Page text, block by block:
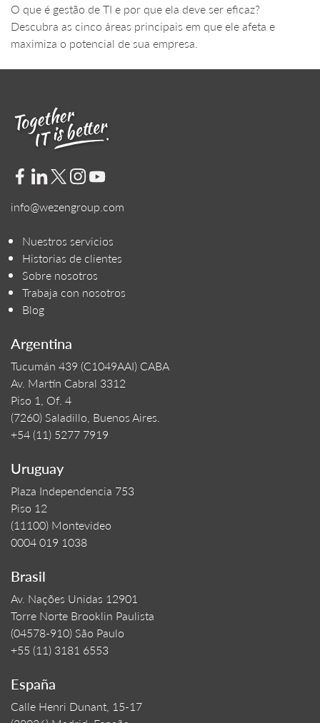
O que é gestão de TI e por que ela deve ser eficaz?
Descubra as cinco áreas principais em que ele afeta e
maximiza o potencial de sua empresa.
info@wezengroup.com
Nuestros servicios
Historias de clientes
Sobre nosotros
Trabaja con nosotros
Blog
Argentina
Tucumán 439 (C1049AAI) CABA
Av. Martín Cabral 3312
Piso 1, Of. 4
(7260) Saladillo, Buenos Aires.
+54 (11) 5277 7919
Uruguay
Plaza Independencia 753
Piso 12
(11100) Montevideo
0004 019 1038
Brasil
Av. Nações Unidas 12901
Torre Norte Brooklin Paulista
(04578-910) São Paulo
+55 (11) 3181 6553
España
Calle Henri Dunant, 15-17